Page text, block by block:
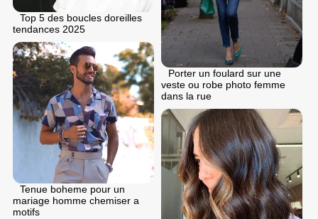
Porter un foulard sur une
veste ou robe photo femme
dans la rue
Top 5 des boucles doreilles
tendances 2025
Tenue boheme pour un
mariage homme chemiser a
motifs